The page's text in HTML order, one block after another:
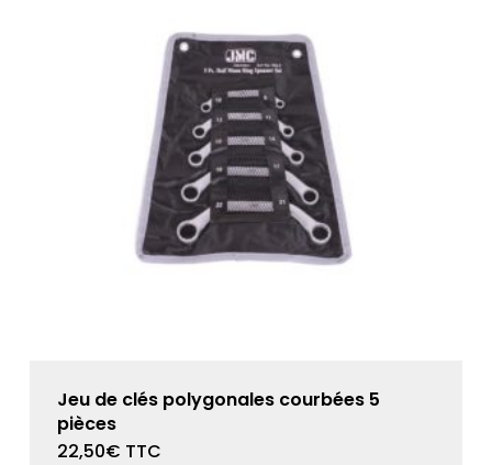
Jeu de clés polygonales courbées 5
pièces
22,50€ TTC